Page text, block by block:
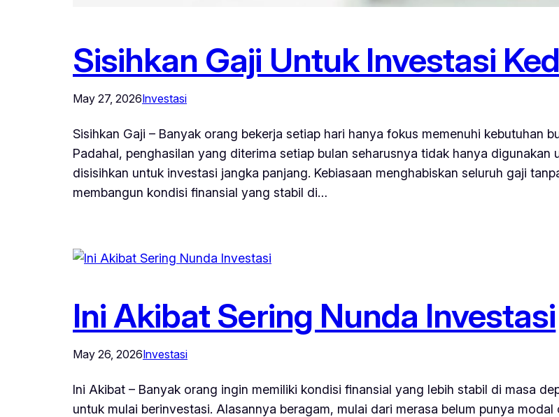
Sisihkan Gaji Untuk Investasi
May 27, 2026Investasi
Sisihkan Gaji – Banyak orang bekerja setiap hari hanya fokus memenuhi kebutuhan
Padahal, penghasilan yang diterima setiap bulan seharusnya tidak hanya
disisihkan untuk investasi jangka panjang. Kebiasaan menghabiskan seluruh gaji
membangun kondisi finansial yang stabil di…
Ini Akibat Sering Nunda Investasi
May 26, 2026Investasi
Ini Akibat – Banyak orang ingin memiliki kondisi finansial yang lebih stabil di masa
untuk mulai berinvestasi. Alasannya beragam, mulai dari merasa belum punya